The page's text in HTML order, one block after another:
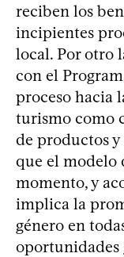
reciben los
incipientes
local. Por otro
con el
proceso hacia
turismo como
de productos y
que el modelo
momento, y
implica la
género en
oportunidades